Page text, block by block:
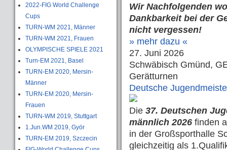
2022-FIG World Challenge
Cups
TURN-WM 2021, Männer
TURN-WM 2021, Frauen
OLYMPISCHE SPIELE 2021
Turn-EM 2021, Basel
TURN-EM 2020, Mersin-
Männer
TURN-EM 2020, Mersin-
Frauen
TURN-WM 2019, Stuttgart
1.Jun.WM 2019, Györ
TURN-EM 2019, Szczecin
Wir Nachfolgenden
Dankbarkeit bei der
nicht vergessen!
» mehr dazu «
27. Juni 2026
Schwäbisch Gmünd,
Gerätturnen
Deutsche
Die 37. Deutschen
männlich 2026 finden
in der Großsporthalle
gleichzeitig als